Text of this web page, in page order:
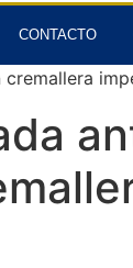
CONTACTO